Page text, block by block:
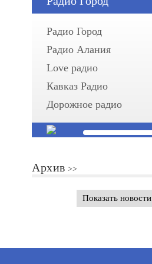
Радио Город
Радио Алания
Love радио
Кавказ Радио
Дорожное радио
Архив
Показать новости